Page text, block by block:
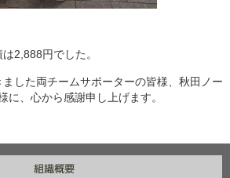
2,888円でした。
した両チームサポーターの皆様、秋田ノー
に、心から感謝申し上げます。